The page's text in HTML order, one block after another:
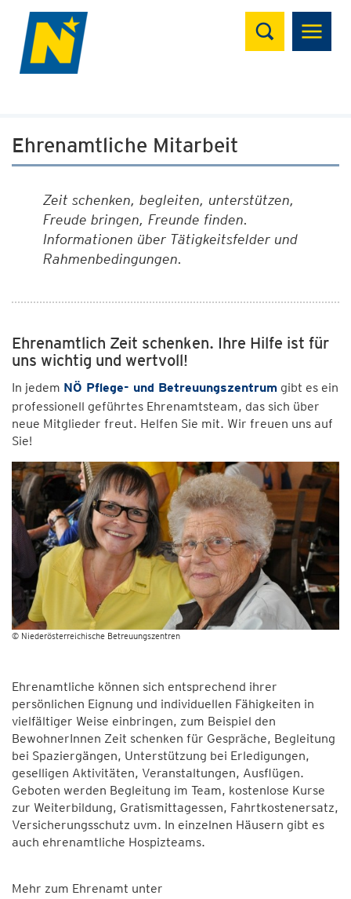
Suchen
Ehrenamtliche Mitarbeit
Zeit schenken, begleiten, unterstützen,
Freude bringen, Freunde finden.
Informationen über Tätigkeitsfelder und
Rahmenbedingungen.
Ehrenamtlich Zeit schenken. Ihre Hilfe ist für
uns wichtig und wertvoll!
In jedem NÖ Pflege- und Betreuungszentrum gibt es ein
professionell geführtes Ehrenamtsteam, das sich über
neue Mitglieder freut. Helfen Sie mit. Wir freuen uns auf
Sie!
© Niederösterreichische Betreuungszentren
Ehrenamtliche können sich entsprechend ihrer
persönlichen Eignung und individuellen Fähigkeiten in
vielfältiger Weise einbringen, zum Beispiel den
BewohnerInnen Zeit schenken für Gespräche, Begleitung
bei Spaziergängen, Unterstützung bei Erledigungen,
geselligen Aktivitäten, Veranstaltungen, Ausflügen.
Geboten werden Begleitung im Team, kostenlose Kurse
zur Weiterbildung, Gratismittagessen, Fahrtkostenersatz,
Versicherungsschutz uvm. In einzelnen Häusern gibt es
auch ehrenamtliche Hospizteams.
Mehr zum Ehrenamt unter